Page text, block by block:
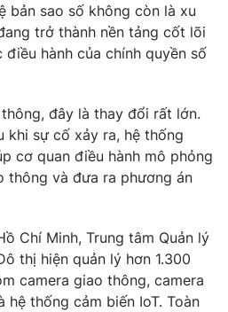
bản sao số không còn là xu
trở thành nền tảng cốt lõi
hành của chính quyền số
đây là thay đổi rất lớn.
khi sự cố xảy ra, hệ thống
cơ quan điều hành mô phỏng
thông và đưa ra phương án
Chí Minh, Trung tâm Quản lý
thị hiện quản lý hơn 1.300
camera giao thông, camera
hệ thống cảm biến IoT. Toàn